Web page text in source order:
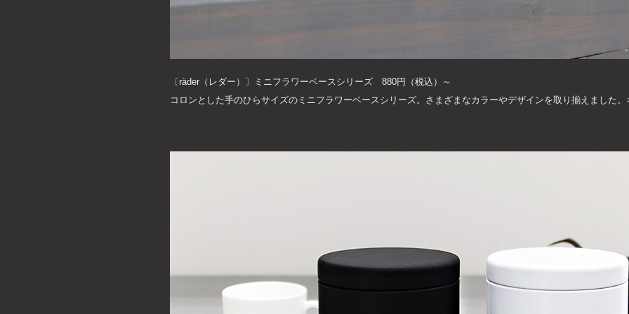
〔räder（レダー）〕ミニフラワーベースシリーズ 880円（税込）～
コロンとした手のひらサイズのミニフラワーベースシリーズ。さまざまなカラーやデザインを取り揃えました